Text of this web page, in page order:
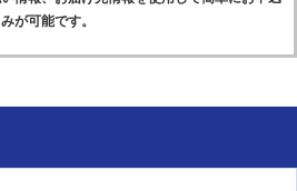
みが可能です。